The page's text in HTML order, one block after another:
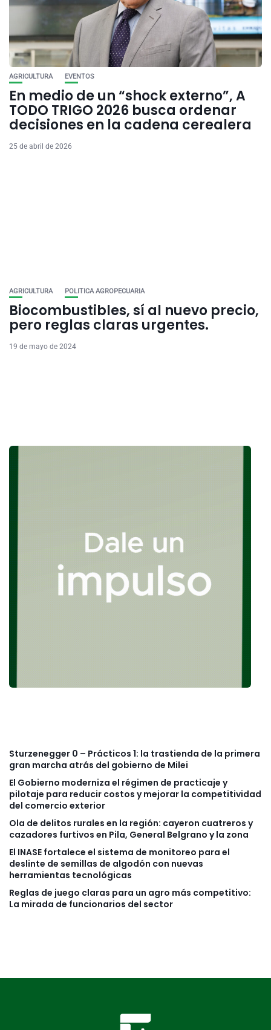
AGRICULTURA EVENTOS
En medio de un “shock externo”, A
TODO TRIGO 2026 busca ordenar
decisiones en la cadena cerealera
25 de abril de 2026
AGRICULTURA POLITICA AGROPECUARIA
Biocombustibles, sí al nuevo precio,
pero reglas claras urgentes.
19 de mayo de 2024
Sturzenegger 0 – Prácticos 1: la trastienda de la primera
gran marcha atrás del gobierno de Milei
El Gobierno moderniza el régimen de practicaje y
pilotaje para reducir costos y mejorar la competitividad
del comercio exterior
Ola de delitos rurales en la región: cayeron cuatreros y
cazadores furtivos en Pila, General Belgrano y la zona
El INASE fortalece el sistema de monitoreo para el
deslinte de semillas de algodón con nuevas
herramientas tecnológicas
Reglas de juego claras para un agro más competitivo:
La mirada de funcionarios del sector